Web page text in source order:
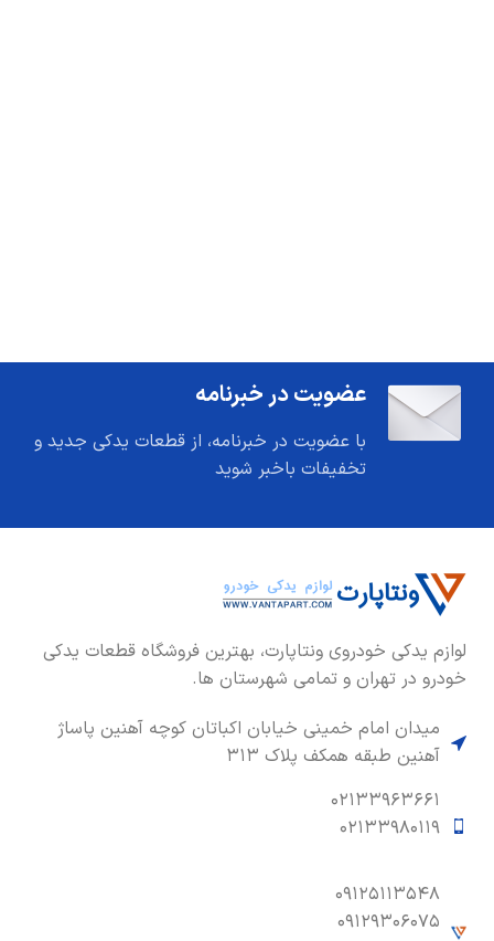
عضویت در خبرنامه
با عضویت در خبرنامه، از قطعات یدکی جدید و
تخفیفات باخبر شوید
لوازم یدکی خودروی ونتاپارت، بهترین فروشگاه قطعات یدکی
خودرو در تهران و تمامی شهرستان ها.
میدان امام خمینی خیابان اکباتان کوچه آهنین پاساژ
آهنین طبقه همکف پلاک ۳۱۳
۰۲۱۳۳۹۶۳۶۶۱
۰۲۱۳۳۹۸۰۱۱۹
۰۹۱۲۵۱۱۳۵۴۸
۰۹۱۲۹۳۰۶۰۷۵